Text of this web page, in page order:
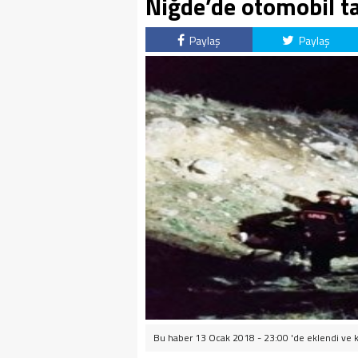
Paylaş Paylaş
Bu haber 13 Ocak 2018 - 23:00 'de eklendi ve